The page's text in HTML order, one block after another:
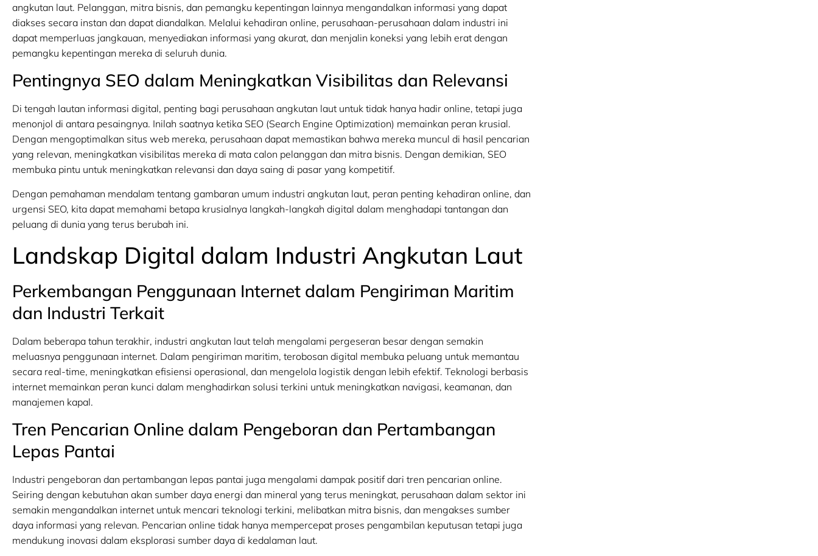
angkutan laut. Pelanggan, mitra bisnis, dan pemangku kepentingan lainnya mengandalkan informasi yang dapat
diakses secara instan dan dapat diandalkan. Melalui kehadiran online, perusahaan-perusahaan dalam industri ini
dapat memperluas jangkauan, menyediakan informasi yang akurat, dan menjalin koneksi yang lebih erat dengan
pemangku kepentingan mereka di seluruh dunia.
Pentingnya SEO dalam Meningkatkan Visibilitas dan Relevansi
Di tengah lautan informasi digital, penting bagi perusahaan angkutan laut untuk tidak hanya hadir online, tetapi juga
menonjol di antara pesaingnya. Inilah saatnya ketika SEO (Search Engine Optimization) memainkan peran krusial.
Dengan mengoptimalkan situs web mereka, perusahaan dapat memastikan bahwa mereka muncul di hasil pencarian
yang relevan, meningkatkan visibilitas mereka di mata calon pelanggan dan mitra bisnis. Dengan demikian, SEO
membuka pintu untuk meningkatkan relevansi dan daya saing di pasar yang kompetitif.
Dengan pemahaman mendalam tentang gambaran umum industri angkutan laut, peran penting kehadiran online, dan
urgensi SEO, kita dapat memahami betapa krusialnya langkah-langkah digital dalam menghadapi tantangan dan
peluang di dunia yang terus berubah ini.
Landskap Digital dalam Industri Angkutan Laut
Perkembangan Penggunaan Internet dalam Pengiriman Maritim
dan Industri Terkait
Dalam beberapa tahun terakhir, industri angkutan laut telah mengalami pergeseran besar dengan semakin
meluasnya penggunaan internet. Dalam pengiriman maritim, terobosan digital membuka peluang untuk memantau
secara real-time, meningkatkan efisiensi operasional, dan mengelola logistik dengan lebih efektif. Teknologi berbasis
internet memainkan peran kunci dalam menghadirkan solusi terkini untuk meningkatkan navigasi, keamanan, dan
manajemen kapal.
Tren Pencarian Online dalam Pengeboran dan Pertambangan
Lepas Pantai
Industri pengeboran dan pertambangan lepas pantai juga mengalami dampak positif dari tren pencarian online.
Seiring dengan kebutuhan akan sumber daya energi dan mineral yang terus meningkat, perusahaan dalam sektor ini
semakin mengandalkan internet untuk mencari teknologi terkini, melibatkan mitra bisnis, dan mengakses sumber
daya informasi yang relevan. Pencarian online tidak hanya mempercepat proses pengambilan keputusan tetapi juga
mendukung inovasi dalam eksplorasi sumber daya di kedalaman laut.